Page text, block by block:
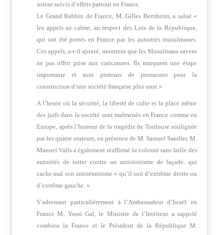
soient suivis d’effets partout en France.
Le Grand Rabbin de France, M. Gilles Bernheim, a salué «
les appels au calme, au respect des Lois de la République,
qui ont été portés en France par les autorités musulmanes.
Ces appels, a-t-il ajouté, montrent que les Musulmans savent
ne pas offrir prise aux caricatures. Ils marquent une étape
importante et sont porteurs de promesses pour la
construction d’une société française plus unie.»
A l’heure où la sécurité, la liberté de culte et la place même
des juifs dans la société sont malmenés en France comme en
Europe, après l’horreur de la tragédie de Toulouse soulignée
par les quatre orateurs, en présence de M. Samuel Sandler, M.
Manuel Valls a également réaffirmé la volonté sans faille des
autorités de lutter contre un antisionisme de façade, qui
cache mal son antisémitisme « qu’il soit d’extrême droite ou
d’extrême gauche. »
S’adressant particulièrement à l’Ambassadeur d’Israël en
France M. Yossi Gal, le Ministre de l’Intérieur a rappelé
combien la France et le Président de la République M.